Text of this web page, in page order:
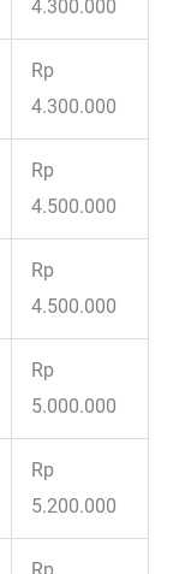
4.300.000
Rp
4.300.000
Rp
4.500.000
Rp
4.500.000
Rp
5.000.000
Rp
5.200.000